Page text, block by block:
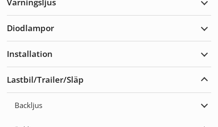
Varningsljus
Diodlampor
Installation
Lastbil/Trailer/Släp
Backljus